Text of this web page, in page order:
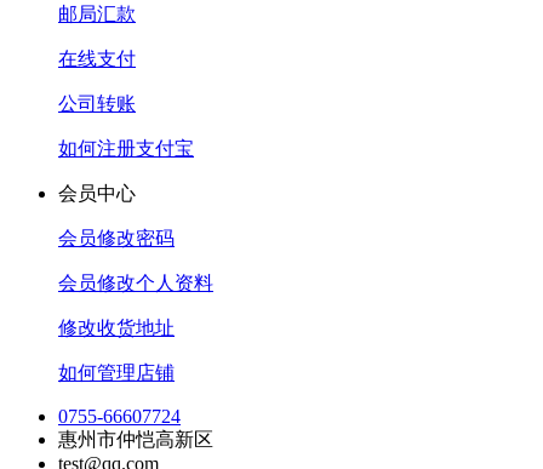
邮局汇款
在线支付
公司转账
如何注册支付宝
会员中心
会员修改密码
会员修改个人资料
修改收货地址
如何管理店铺
0755-66607724
惠州市仲恺高新区
test@qq.com